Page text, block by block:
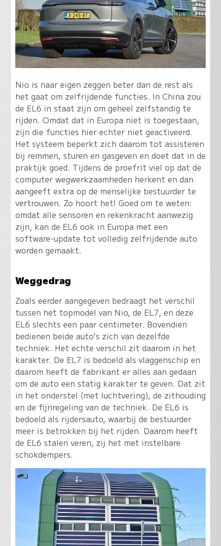
Nio is naar eigen zeggen beter dan de rest als
het gaat om zelfrijdende functies. In China zou
de EL6 in staat zijn om geheel zelfstandig te
rijden. Omdat dat in Europa niet is toegestaan,
zijn die functies hier echter niet geactiveerd.
Het systeem beperkt zich daarom tot assisteren
bij remmen, sturen en gasgeven en doet dat in de
praktijk goed. Tijdens de proefrit viel op dat de
computer wegwerkzaamheden herkent en dan
aangeeft extra op de menselijke bestuurder te
vertrouwen. Zo hoort het! Goed om te weten:
omdat alle sensoren en rekenkracht aanwezig
zijn, kan de EL6 ook in Europa met een
software-update tot volledig zelfrijdende auto
worden gemaakt.
Weggedrag
Zoals eerder aangegeven bedraagt het verschil
tussen het topmodel van Nio, de EL7, en deze
EL6 slechts een paar centimeter. Bovendien
bedienen beide auto's zich van dezelfde
techniek. Het echte verschil zit daarom in het
karakter. De EL7 is bedoeld als vlaggenschip en
daarom heeft de fabrikant er alles aan gedaan
om de auto een statig karakter te geven. Dat zit
in het onderstel (met luchtvering), de zithouding
en de fijnregeling van de techniek. De EL6 is
bedoeld als rijdersauto, waarbij de bestuurder
meer is betrokken bij het rijden. Daarom heeft
de EL6 stalen veren, zij het met instelbare
schokdempers.